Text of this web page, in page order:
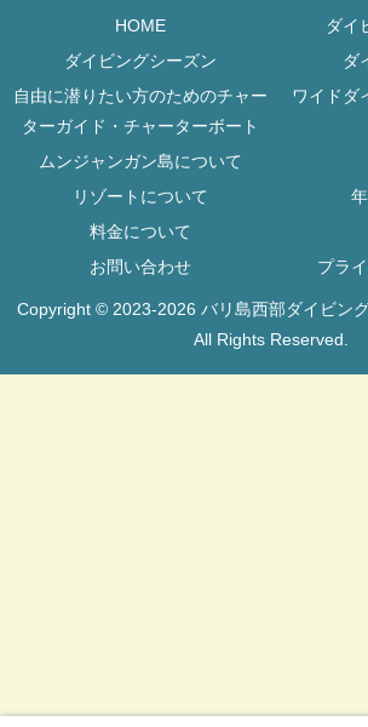
HOME
ダイ
ダイビングシーズン
ダ
自由に潜りたい方のためのチャー
ターガイド・チャーターボート
ワイドダ
ムンジャンガン島について
リゾートについて
料金について
お問い合わせ
プラ
Copyright © 2023-2026 バリ島西部ダイビン
All Rights Reserved.